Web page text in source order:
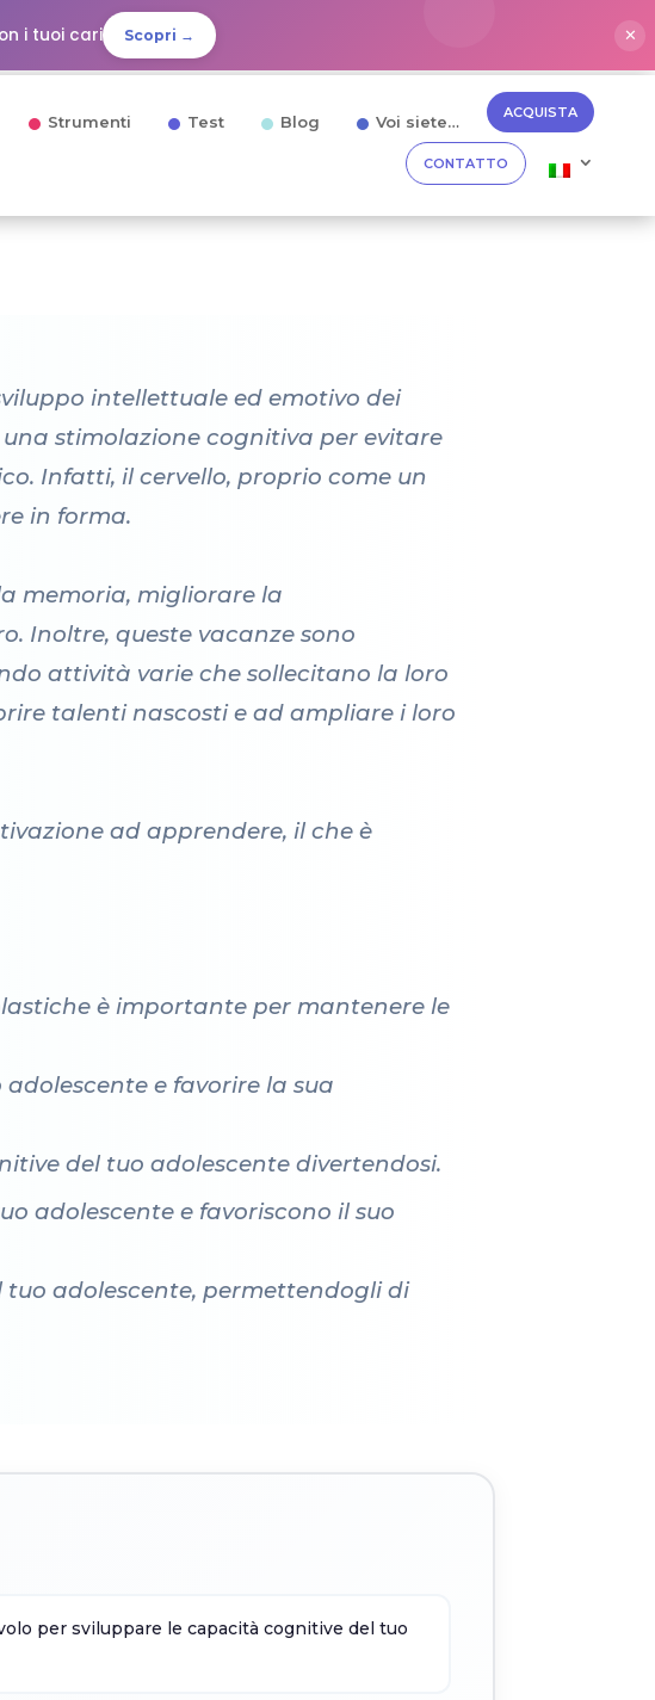
i tuoi cari Scopri → ✕
Strumenti Test Blog Voi siete… ACQUISTA
CONTATTO
intellettuale ed emotivo dei
stimolazione cognitiva per evitare
Infatti, il cervello, proprio come un
in forma.
memoria, migliorare la
Inoltre, queste vacanze sono
attività varie che sollecitano la loro
talenti nascosti e ad ampliare i loro
ad apprendere, il che è
è importante per mantenere le
e favorire la sua
del tuo adolescente divertendosi.
adolescente e favoriscono il suo
adolescente, permettendogli di
per sviluppare le capacità cognitive del tuo